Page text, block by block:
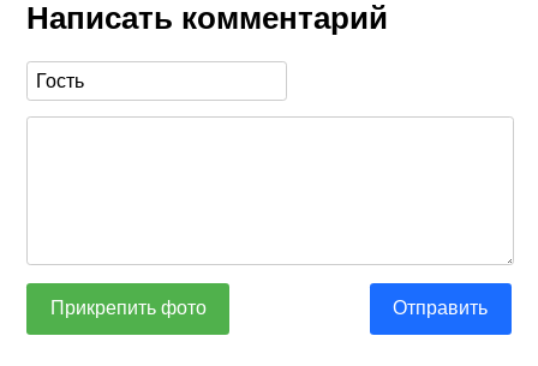
Написать комментарий
Прикрепить фото Отправить